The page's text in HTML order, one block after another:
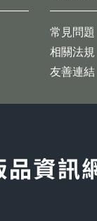
常見問題
相關法規
友善連結